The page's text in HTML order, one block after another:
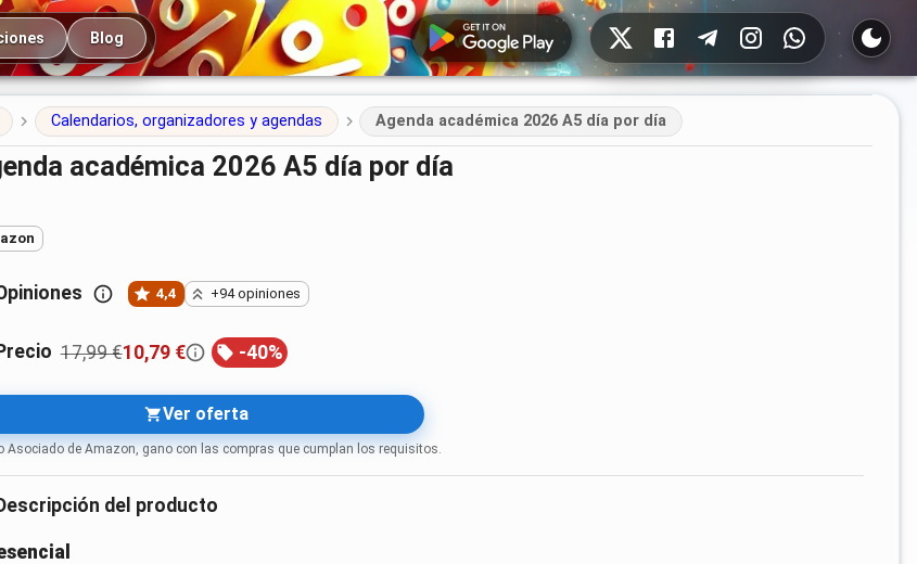
Blog
Redes sociales
Calendarios, organizadores y agendas Agenda académica 2026 A5 día por día
académica 2026 A5 día por día
4,4 +94 opiniones
17,99 €10,79 € -40%
Ver oferta
Asociado de Amazon, gano con las compras que cumplan los requisitos.
del producto